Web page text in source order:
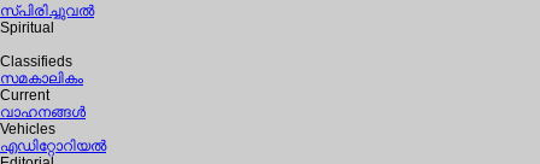
സ്പിരിച്ചുവല്‍
Spiritual
Classifieds
സമകാലികം
Current
വാഹനങ്ങള്‍
Vehicles
എഡിറ്റോറിയല്‍